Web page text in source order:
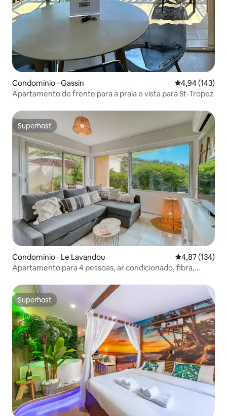
Condomínio ⋅ Gassin 4,94 de uma
4,94 (143)
Apartamento de frente para a praia e vista para St-Tropez
Superhost
Superhost
Condomínio ⋅ Le Lavandou 4,87 de uma
4,87 (134)
Apartamento para 4 pessoas, ar condicionado, fibra,
Superhost
Superhost